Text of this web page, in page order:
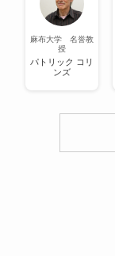
麻布大学 名誉教
授
パトリック コリ
ンズ